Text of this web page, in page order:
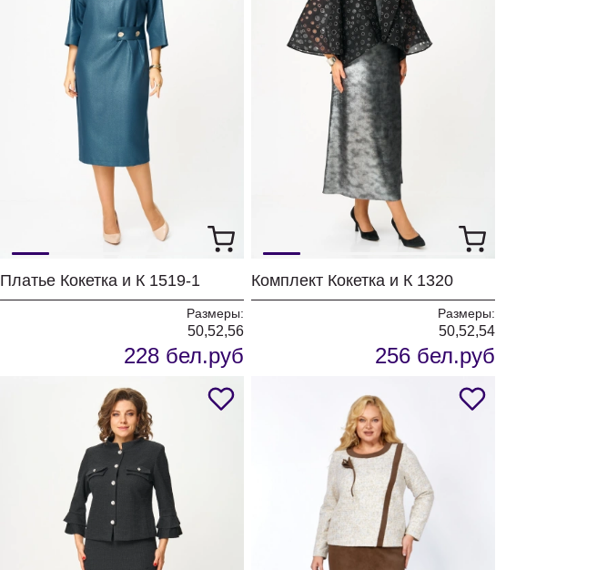
Платье Кокетка и К 1519-1
Размеры:
50,52,56
228 бел.руб
Комплект Кокетка и К 1320
Размеры:
50,52,54
256 бел.руб